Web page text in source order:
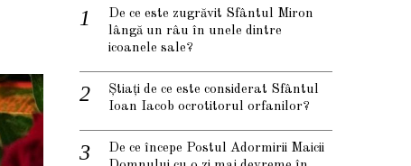
De ce este zugrăvit Sfântul Miron
lângă un râu în unele dintre
icoanele sale?
Știați de ce este considerat Sfântul
Ioan Iacob ocrotitorul orfanilor?
De ce începe Postul Adormirii Maicii